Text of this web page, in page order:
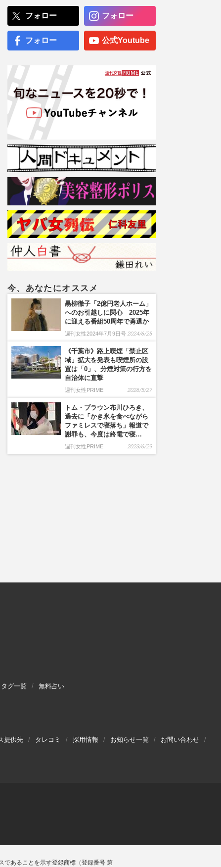
SixTONES・ジェシー、綾
瀬はるかとの熱愛報道から
2年も「結婚計画はいった
ん白紙」“待たせ続ける”グ
専門医が厳選した「がんに
ル秘テクニック、1日10点
満点の“早見シート”簡単管
も、喫煙所整備は“ノープラ
ン”の現状
小栗旬の“非公表長女”が顔
隠しデビュー、透ける山田
優の「スーパーモデルに」
野望
フォロー フォロー
フォロー 公式Youtube
今、あなたにオススメ
黒柳徹子「2億円老人ホーム」
へのお引越しに関心 2025年
に迎える番組50周年で勇退か
週刊女性2024年7月9日号 2024/6/25
《千葉市》路上喫煙「禁止区
域」拡大を発表も喫煙所の設
置は「0」、分煙対策の行方を
自治体に直撃
週刊女性PRIME 2026/5/27
トム・ブラウン布川ひろき、
過去に「かき氷を食べながら
ファミレスで寝落ち」報道で
謝罪も、今度は終電で寝…
週刊女性PRIME 2023/6/29
タグ一覧 無料占い
提供先 タレコミ 採用情報 お知らせ一覧
お問い合わせ
であることを示す登録商標（登録番号 第